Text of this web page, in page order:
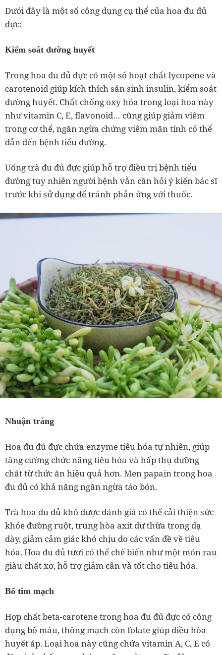
Dưới đây là một số công dụng cụ thể của hoa đu đủ
đực:
Kiểm soát đường huyết
Trong hoa đu đủ đực có một số hoạt chất lycopene và
carotenoid giúp kích thích sản sinh insulin, kiểm soát
đường huyết. Chất chống oxy hóa trong loại hoa này
như vitamin C, E, flavonoid… cũng giúp giảm viêm
trong cơ thể, ngăn ngừa chứng viêm mãn tính có thể
dẫn đến bệnh tiểu đường.
Uống trà đu đủ đực giúp hỗ trợ điều trị bệnh tiểu
đường tuy nhiên người bệnh vẫn cần hỏi ý kiến bác sĩ
trước khi sử dụng để tránh phản ứng với thuốc.
Nhuận tràng
Hoa đu đủ đực chứa enzyme tiêu hóa tự nhiên, giúp
tăng cường chức năng tiêu hóa và hấp thụ dưỡng
chất từ thức ăn hiệu quả hơn. Men papain trong hoa
đu đủ có khả năng ngăn ngừa táo bón.
Trà hoa đu đủ khô được đánh giá có thể cải thiện sức
khỏe đường ruột, trung hòa axit dư thừa trong dạ
dày, giảm cảm giác khó chịu do các vấn đề về tiêu
hóa. Hoa đu đủ tươi có thể chế biến như một món rau
giàu chất xơ, hỗ trợ giảm cân và tốt cho tiêu hóa.
Bổ tim mạch
Hợp chất beta-carotene trong hoa đu đủ đực có công
dụng bổ máu, thông mạch còn folate giúp điều hòa
huyết áp. Loại hoa này cũng chứa vitamin A, C, E có